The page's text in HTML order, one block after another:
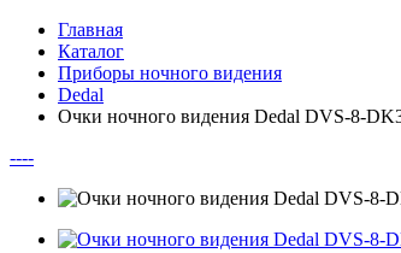
Главная
Каталог
Приборы ночного видения
Dedal
Очки ночного видения Dedal DVS-8-
----